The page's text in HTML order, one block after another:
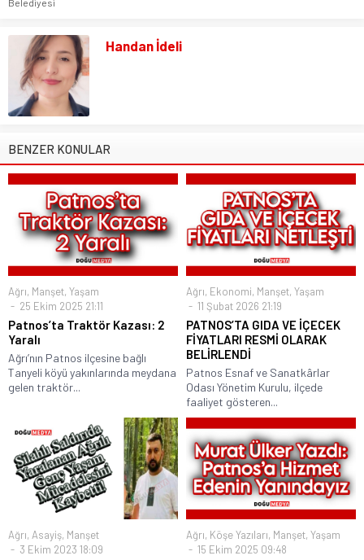
Belediyesi
Handan İdeli
BENZER KONULAR
Ağrı, Manşet, Yaşam
25 Ekim 2025 21:11
Patnos’ta Traktör Kazası: 2
Yaralı
Ağrı’nın Patnos ilçesine bağlı
Tanyeli köyü yakınlarında meydana
gelen traktör...
Ağrı, Ekonomi, Manşet, Yaşam
11 Şubat 2026 21:19
PATNOS’TA GIDA VE İÇECEK
FİYATLARI RESMİ OLARAK
BELİRLENDİ
Patnos Esnaf ve Sanatkârlar
Odası Yönetim Kurulu, ilçede
faaliyet gösteren...
Ağrı, Asayiş, Manşet
3 Ekim 2023 18:09
Ağrı, Köşe Yazıları, Manşet, Yaşam
15 Ekim 2025 09:48